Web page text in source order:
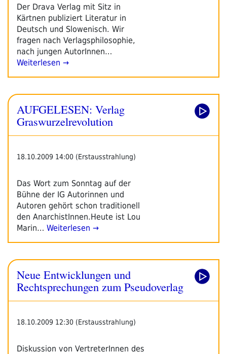
Der Drava Verlag mit Sitz in
Kärtnen publiziert Literatur in
Deutsch und Slowenisch. Wir
fragen nach Verlagsphilosophie,
nach jungen AutorInnen…
Weiterlesen →
AUFGELESEN: Verlag
Graswurzelrevolution
18.10.2009 14:00 (Erstausstrahlung)
Das Wort zum Sonntag auf der
Bühne der IG Autorinnen und
Autoren gehört schon traditionell
den AnarchistInnen.Heute ist Lou
Marin… Weiterlesen →
Neue Entwicklungen und
Rechtsprechungen zum Pseudoverlag
18.10.2009 12:30 (Erstausstrahlung)
Diskussion von VertreterInnen des